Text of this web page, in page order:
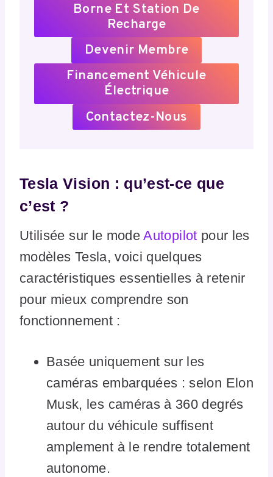
Borne Et Station De
Recharge
Devenir Membre
Financement Véhicule
Électrique
Contactez-Nous
Tesla Vision : qu’est-ce que
c’est ?
Utilisée sur le modeAutopilot pour les
modèles Tesla, voici quelques
caractéristiques essentielles à retenir
pour mieux comprendre son
fonctionnement :
Basée uniquement sur les
caméras embarquées : selon Elon
Musk, les caméras à 360 degrés
autour du véhicule suffisent
amplement à le rendre totalement
autonome.